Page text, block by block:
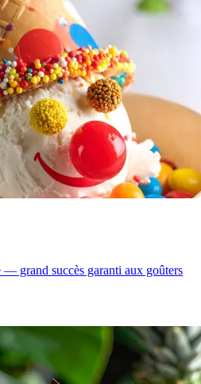
— grand succès garanti aux goûters